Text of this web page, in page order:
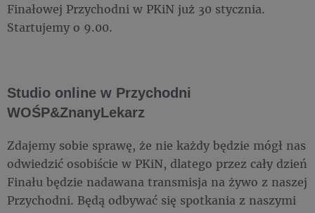
Finałowej Przychodni w PKiN już 30 stycznia.
Startujemy o 9.00.
Studio online w Przychodni
WOŚP&ZnanyLekarz
Zdajemy sobie sprawę, że nie każdy będzie mógł nas
odwiedzić osobiście w PKiN, dlatego przez cały dzień
Finału będzie nadawana transmisja na żywo z naszej
Przychodni. Będą odbywać się spotkania z naszymi